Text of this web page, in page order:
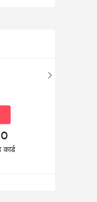
0
कार्ड